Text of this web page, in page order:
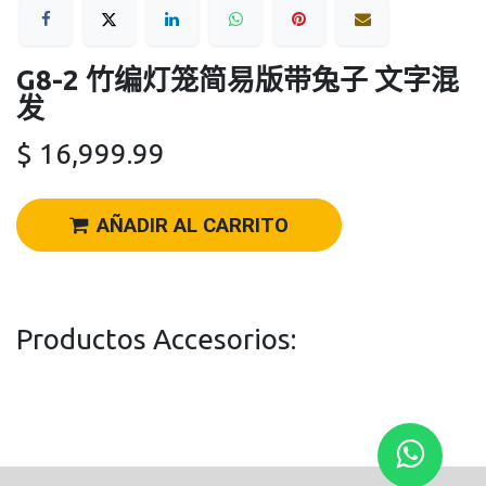
G8-2 竹编灯笼简易版带兔子 文字混
发
$ 16,999.99
AÑADIR AL CARRITO
Productos Accesorios: